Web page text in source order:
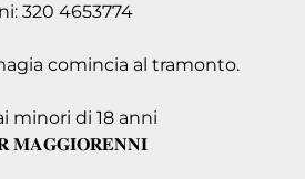
320 4653774
comincia al tramonto.
minori di 18 anni
𝐌𝐀𝐆𝐆𝐈𝐎𝐑𝐄𝐍𝐍𝐈